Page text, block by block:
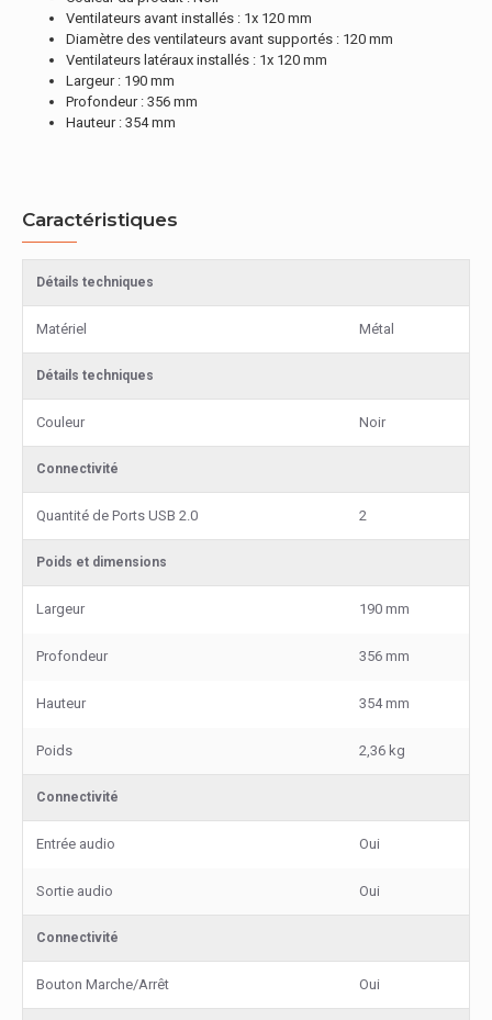
Ventilateurs avant installés : 1x 120 mm
Diamètre des ventilateurs avant supportés : 120 mm
Ventilateurs latéraux installés : 1x 120 mm
Largeur : 190 mm
Profondeur : 356 mm
Hauteur : 354 mm
Caractéristiques
Détails techniques
Matériel Métal
Détails techniques
Couleur Noir
Connectivité
Quantité de Ports USB 2.0 2
Poids et dimensions
Largeur 190 mm
Profondeur 356 mm
Hauteur 354 mm
Poids 2,36 kg
Connectivité
Entrée audio Oui
Sortie audio Oui
Connectivité
Bouton Marche/Arrêt Oui